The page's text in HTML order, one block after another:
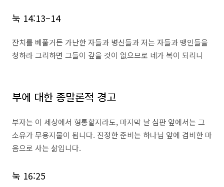
눅 14:13–14
잔치를 베풀거든 가난한 자들과 병신들과 저는 자들과 맹인들을
청하라 그리하면 그들이 갚을 것이 없으므로 네가 복이 되리니
부에 대한 종말론적 경고
부자는 이 세상에서 형통할지라도, 마지막 날 심판 앞에서는 그
소유가 무용지물이 됩니다. 진정한 준비는 하나님 앞에 겸비한 마
음으로 사는 삶입니다.
눅 16:25